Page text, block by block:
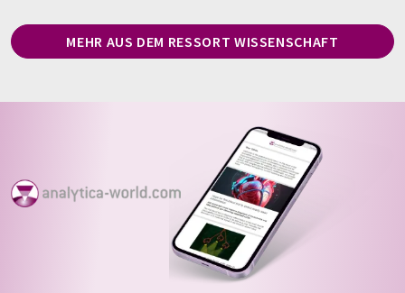
MEHR AUS DEM RESSORT WISSENSCHAFT